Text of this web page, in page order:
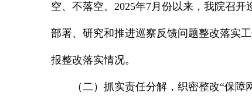
空、不落空。2025年7月份以来，我院召
部署、研究和推进巡察反馈问题整改落实
报整改落实情况。
（二）抓实责任分解，织密整改“保障